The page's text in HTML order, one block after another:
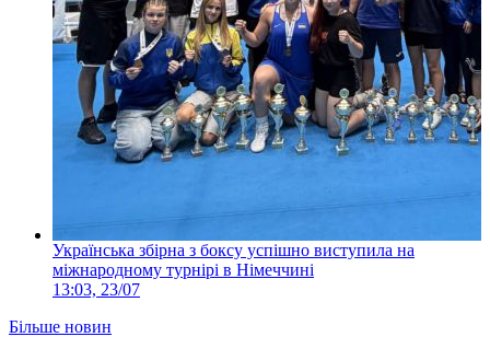
Українська збірна з боксу успішно виступила на
міжнародному турнірі в Німеччині
13:03, 23/07
Більше новин